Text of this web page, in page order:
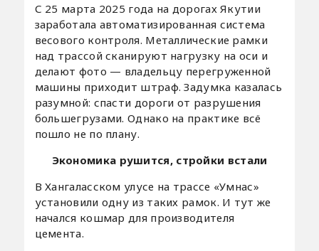
С 25 марта 2025 года на дорогах Якутии
заработала автоматизированная система
весового контроля. Металлические рамки
над трассой сканируют нагрузку на оси и
делают фото — владельцу перегруженной
машины приходит штраф. Задумка казалась
разумной: спасти дороги от разрушения
большегрузами. Однако на практике всё
пошло не по плану.
Экономика рушится, стройки встали
В Хангаласском улусе на трассе «Умнас»
установили одну из таких рамок. И тут же
начался кошмар для производителя
цемента.